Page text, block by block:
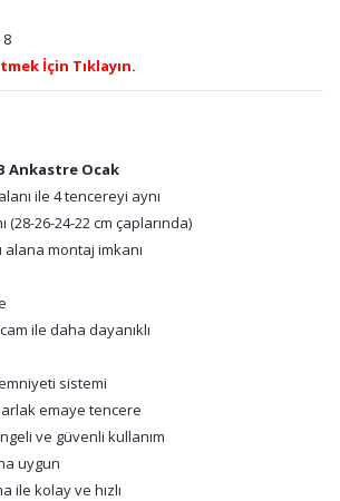
8
İçin Tıklayın.
Ankastre Ocak
ile 4 tencereyi aynı
26-24-22 cm çaplarında)
alana montaj imkanı
cam ile daha dayanıklı
sistemi
emaye tencere
ve güvenli kullanım
uygun
ile kolay ve hızlı